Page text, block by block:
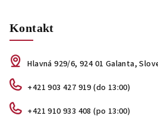
Kontakt
Hlavná 929/6, 924 01 Galanta,
+421 903 427 919 (do 13:00)
+421 910 933 408 (po 13:00)